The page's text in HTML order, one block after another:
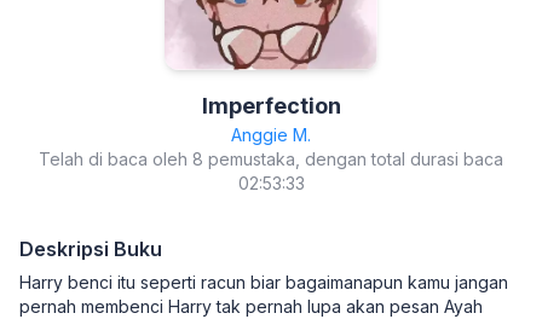
Imperfection
Anggie M.
Telah di baca oleh 8 pemustaka, dengan total durasi baca
02:53:33
Deskripsi Buku
Harry benci itu seperti racun biar bagaimanapun kamu jangan
pernah membenci Harry tak pernah lupa akan pesan Ayah